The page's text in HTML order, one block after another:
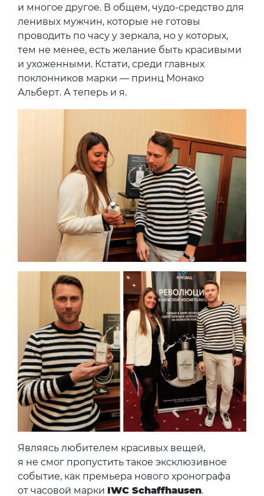
и многое другое. В общем, чудо-средство для
ленивых мужчин, которые не готовы
проводить по часу у зеркала, но у которых,
тем не менее, есть желание быть красивыми
и ухоженными. Кстати, среди главных
поклонников марки — принц Монако
Альберт. А теперь и я.
Являясь любителем красивых вещей,
я не смог пропустить такое эксклюзивное
событие, как премьера нового хронографа
от часовой марки IWC Schaffhausen.